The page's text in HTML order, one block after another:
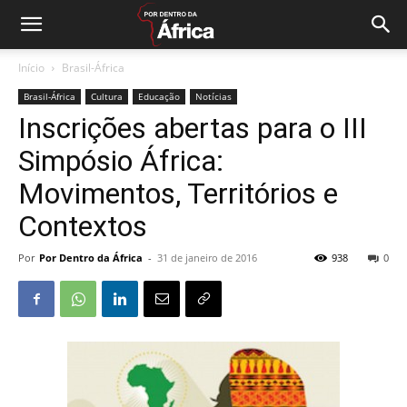
Início Brasil-África
Brasil-África Cultura Educação Notícias
Inscrições abertas para o III
Simpósio África:
Movimentos, Territórios e
Contextos
Por Por Dentro da África - 31 de janeiro de 2016 0
938